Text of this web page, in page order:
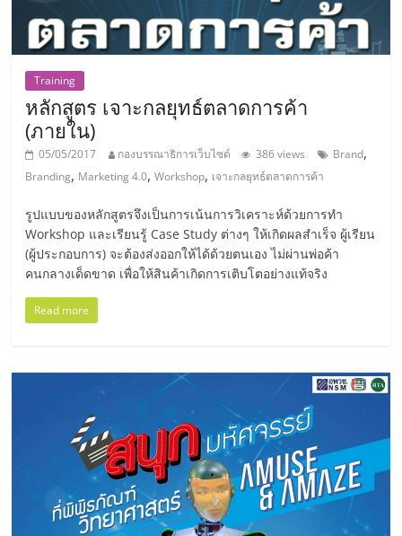
ปรึกษา
แฟ
รน
ไชส์,
รวม
แฟ
รน
ไชส์
ขาย
แฟ
Training
หลักสูตร เจาะกลยุทธ์ตลาดการค้า
(ภายใน)
05/05/2017 กองบรรณาธิการเว็บไซต์ 386 views Brand,
Branding, Marketing 4.0,Workshop, เจาะกลยุทธ์ตลาดการค้า
รูปแบบของหลักสูตรจึงเป็นการเน้นการวิเคราะห์ด้วยการทำ
Workshop และเรียนรู้ Case Study ต่างๆ ให้เกิดผลสำเร็จ ผู้เรียน
(ผู้ประกอบการ) จะต้องส่งออกให้ได้ด้วยตนเอง ไม่ผ่านพ่อค้า
คนกลางเด็ดขาด เพื่อให้สินค้าเกิดการเติบโตอย่างแท้จริง
Read more